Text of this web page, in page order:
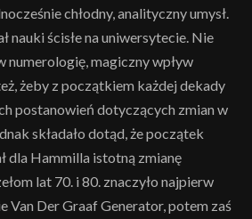
chłodny, analityczny umysł.
nauki ścisłe na uniwersytecie. Nie
numerologię, magiczny wpływ
żeby z początkiem każdej dekady
postanowień dotyczących zmian w
składało dotąd, że początek
dla Hammilla istotną zmianę
lat 70. i 80. znaczyło najpierw
Van Der Graaf Generator, potem zaś